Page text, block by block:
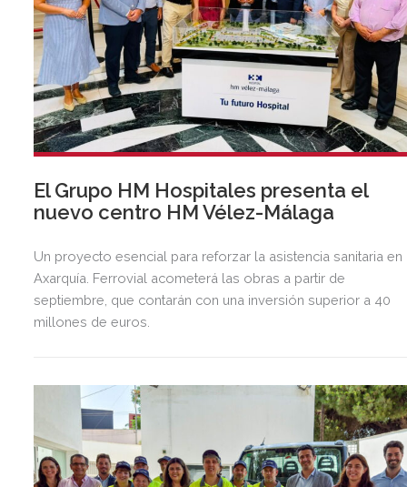
El Grupo HM Hospitales presenta el
nuevo centro HM Vélez-Málaga
Un proyecto esencial para reforzar la asistencia sanitaria en
Axarquía. Ferrovial acometerá las obras a partir de
septiembre, que contarán con una inversión superior a 40
millones de euros.